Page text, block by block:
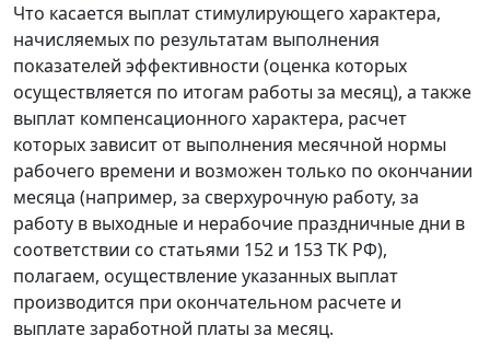
Что касается выплат стимулирующего характера,
начисляемых по результатам выполнения
показателей эффективности (оценка которых
осуществляется по итогам работы за месяц), а также
выплат компенсационного характера, расчет
которых зависит от выполнения месячной нормы
рабочего времени и возможен только по окончании
месяца (например, за сверхурочную работу, за
работу в выходные и нерабочие праздничные дни в
соответствии со статьями 152 и 153 ТК РФ),
полагаем, осуществление указанных выплат
производится при окончательном расчете и
выплате заработной платы за месяц.